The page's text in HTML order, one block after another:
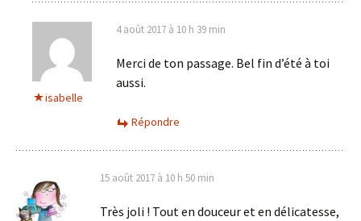
isabelle
4 août 2017 à 10 h 39 min
Merci de ton passage. Bel fin d’été à toi
aussi.
Répondre
15 août 2017 à 10 h 50 min
Très joli ! Tout en douceur et en délicatesse,